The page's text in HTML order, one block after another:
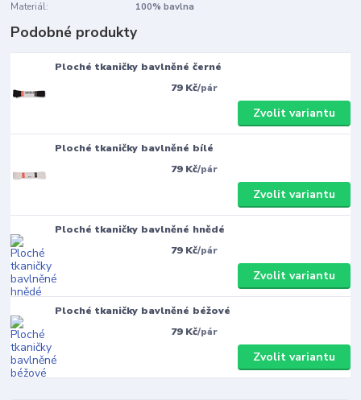
Materiál:
100% bavlna
Podobné produkty
Ploché tkaničky bavlněné černé
79 Kč/pár
Zvolit variantu
Ploché tkaničky bavlněné bílé
79 Kč/pár
Zvolit variantu
Ploché tkaničky bavlněné hnědé
79 Kč/pár
Zvolit variantu
Ploché tkaničky bavlněné béžové
79 Kč/pár
Zvolit variantu